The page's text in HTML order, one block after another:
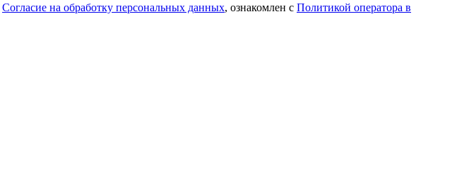
Согласие на обработку персональных данных, ознакомлен с Политикой оператора в